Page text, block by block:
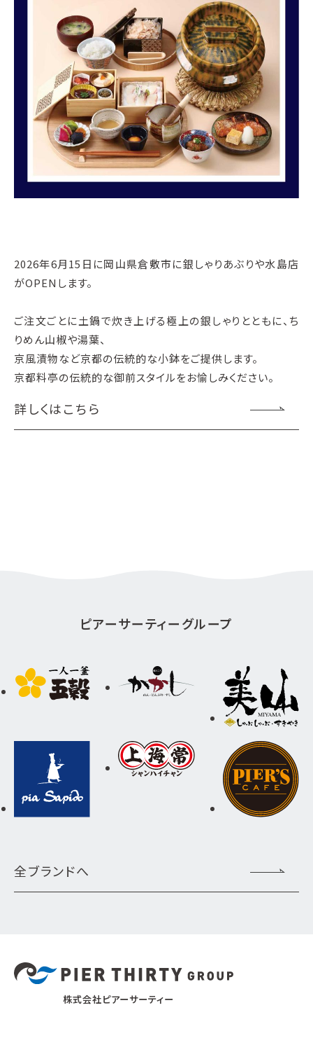
2026年6月15日に岡山県倉敷市に銀しゃりあぶりや水島店
がOPENします。
ご注文ごとに土鍋で炊き上げる極上の銀しゃりとともに、ち
りめん山椒や湯葉、
京風漬物など京都の伝統的な小鉢をご提供します。
京都料亭の伝統的な御前スタイルをお愉しみください。
詳しくはこちら
ピアーサーティーグループ
全ブランドへ
株式会社ピアーサーティー